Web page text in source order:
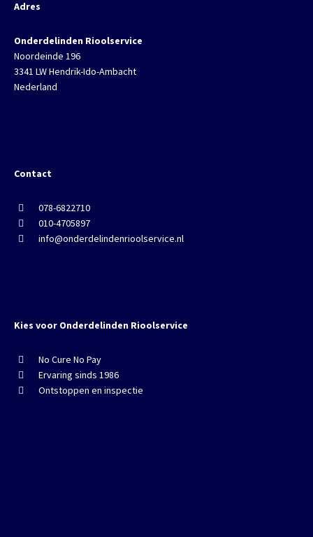
Adres
Onderdelinden Rioolservice
Noordeinde 196
3341 LW Hendrik-Ido-Ambacht
Nederland
Contact
078-6822710
010-4705897
info@onderdelindenrioolservice.nl
Kies voor Onderdelinden Rioolservice
No Cure No Pay
Ervaring sinds 1986
Ontstoppen en inspectie